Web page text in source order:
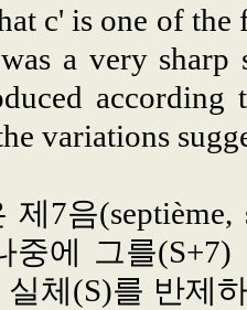
c' is one of
a very sharp
variations
제7음
중에 그를
체(S)를 반제